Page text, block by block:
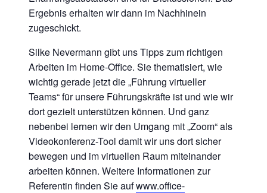
Ergebnis erhalten wir dann im Nachhinein
zugeschickt.
Silke Nevermann gibt uns Tipps zum richtigen
Arbeiten im Home-Office. Sie thematisiert, wie
wichtig gerade jetzt die „Führung virtueller
Teams“ für unsere Führungskräfte ist und wie wir
dort gezielt unterstützen können. Und ganz
nebenbei lernen wir den Umgang mit „Zoom“ als
Videokonferenz-Tool damit wir uns dort sicher
bewegen und im virtuellen Raum miteinander
arbeiten können. Weitere Informationen zur
Referentin finden Sie aufwww.office-